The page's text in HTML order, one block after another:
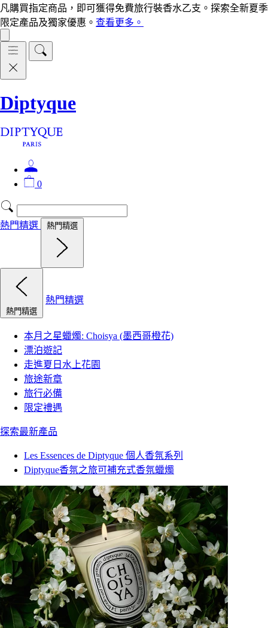
凡購買指定商品，即可獲得免費旅行裝香水乙支。探索全新夏季
限定產品及獨家優惠。 查看更多。
Diptyque
0
熱門精選 熱門精選
熱門精選
熱門精選
本月之星蠟燭: Choisya (墨西哥橙花)
漂泊遊記
走進夏日水上花園
旅途新章
旅行必備
限定禮遇
探索最新產品
Les Essences de Diptyque 個人香氛系列
Diptyque香氛之旅可補充式香氛蠟燭